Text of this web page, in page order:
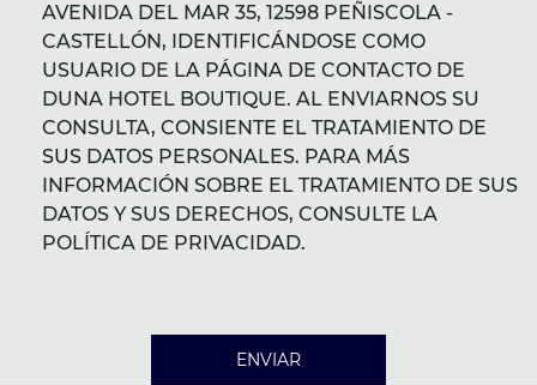
AVENIDA DEL MAR 35, 12598 PEÑISCOLA -
CASTELLÓN, IDENTIFICÁNDOSE COMO
USUARIO DE LA PÁGINA DE CONTACTO DE
DUNA HOTEL BOUTIQUE. AL ENVIARNOS SU
CONSULTA, CONSIENTE EL TRATAMIENTO DE
SUS DATOS PERSONALES. PARA MÁS
INFORMACIÓN SOBRE EL TRATAMIENTO DE SUS
DATOS Y SUS DERECHOS, CONSULTE LA
POLÍTICA DE PRIVACIDAD.
ENVIAR